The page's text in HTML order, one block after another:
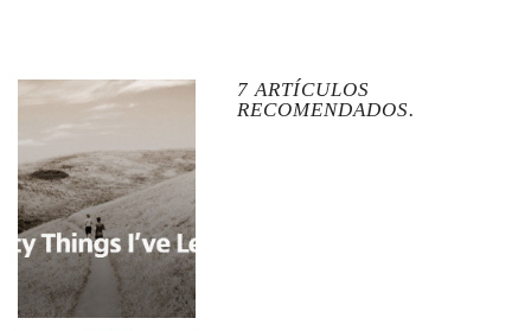
7 ARTÍCULOS
RECOMENDADOS.